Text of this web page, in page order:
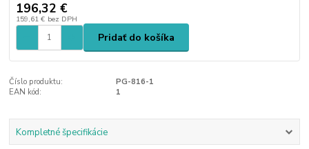
196,32 €
159,61 € bez DPH
Pridať do košíka
Číslo produktu:
PG-816-1
EAN kód:
1
Kompletné špecifikácie